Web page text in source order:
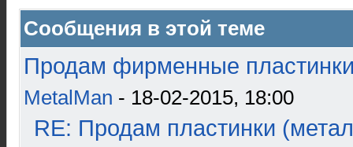
Сообщения в этой теме
Продам фирменные
MetalMan - 18-02-2015, 18:00
RE: Продам пластинки